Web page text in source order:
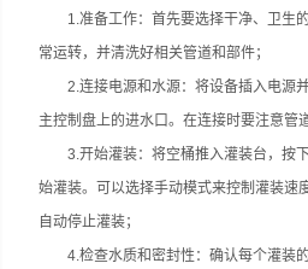
1.准备工作：首先要选择干净、卫生
常运转，并清洗好相关管道和部件；
2.连接电源和水源：将设备插入电源并
主控制盘上的进水口。在连接时要注意管
3.开始灌装：将空桶推入灌装台，按
始灌装。可以选择手动模式来控制灌装速
自动停止灌装；
4.检查水质和密封性：确认每个灌装